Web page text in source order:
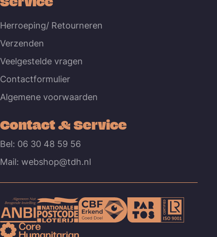
Herroeping/ Retourneren
Verzenden
Veelgestelde vragen
Contactformulier
Algemene voorwaarden
Contact & Service
Bel: 06 30 48 59 56
Mail: webshop@tdh.nl